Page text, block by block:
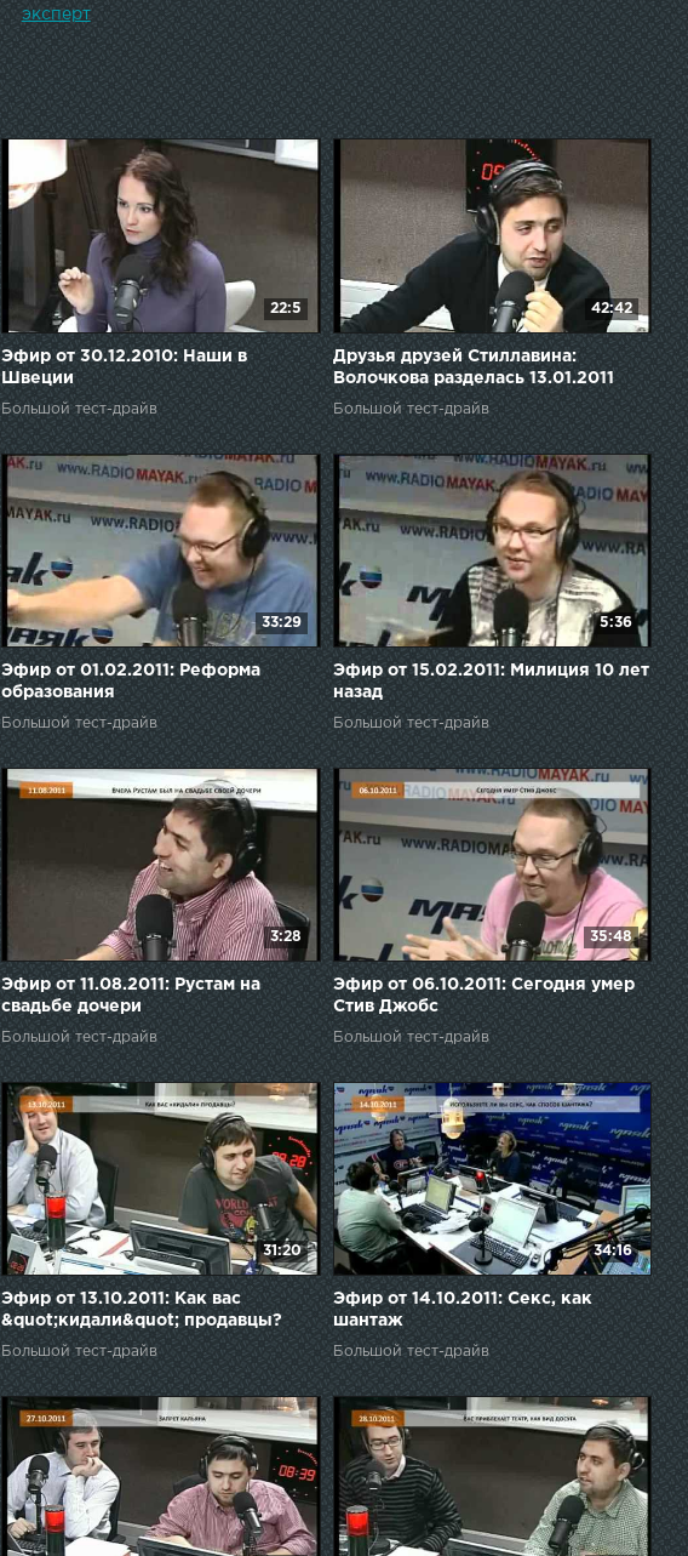
эксперт
22:5
Эфир от 30.12.2010: Наши в
Швеции
Большой тест-драйв
42:42
Друзья друзей Стиллавина:
Волочкова разделась 13.01.2011
Большой тест-драйв
33:29
Эфир от 01.02.2011: Реформа
образования
Большой тест-драйв
5:36
Эфир от 15.02.2011: Милиция 10 лет
назад
Большой тест-драйв
3:28
Эфир от 11.08.2011: Рустам на
свадьбе дочери
Большой тест-драйв
35:48
Эфир от 06.10.2011: Сегодня умер
Стив Джобс
Большой тест-драйв
31:20
Эфир от 13.10.2011: Как вас
&quot;кидали&quot; продавцы?
Большой тест-драйв
34:16
Эфир от 14.10.2011: Секс, как
шантаж
Большой тест-драйв